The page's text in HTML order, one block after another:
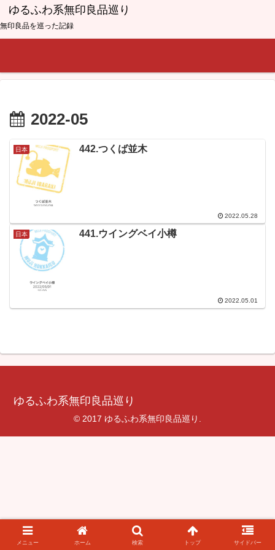
ゆるふわ系無印良品巡り
無印良品を巡った記録
2022-05
日本 442.つくば並木
2022.05.28
日本 441.ウイングベイ小樽
2022.05.01
ゆるふわ系無印良品巡り
© 2017 ゆるふわ系無印良品巡り.
メニュー ホーム 検索 トップ サイドバー